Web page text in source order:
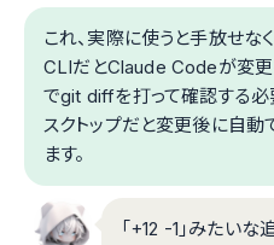
これ、実際に使うと手放せな
CLIだとClaude Codeが変更
でgit diffを打って確認する必
スクトップだと変更後に自
ます。
「+12 -1」みたい